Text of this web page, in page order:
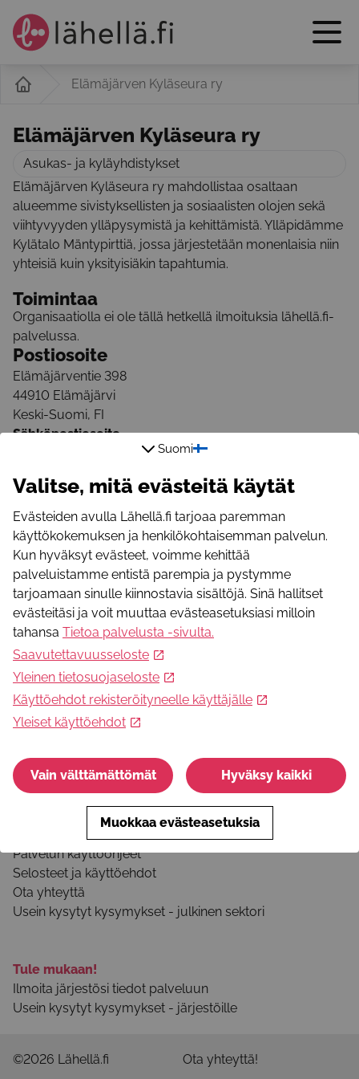
Elämäjärven Kyläseura ry
Elämäjärven Kyläseura ry
Asukas- ja kyläyhdistykset
Elämäjärven Kyläseura ry mahdollistaa osaltaan
alueemme sivistyksellisten ja sosiaalisten olojen sekä
viihtyvyyden ylläpysymistä ja kehittämistä. Ylläpidämme
Kylätalo Mäntypirttiä, jossa järjestetään monenlaisia niin
yhteisiä kuin yksityisiäkin tapahtumia.
Toimintaa
Organisaatiolla ei ole tällä hetkellä ilmoituksia lähellä.fi-
palvelussa.
Postiosoite
Elämäjärventie 398
44910 Elämäjärvi
Keski-Suomi, FI
Sähköpostiosoite
jaana.kalkaja@wippies.fi
040 028 6045
Mikä Lähellä.fi?
Lähellä.fi -palvelusta löydät merkityksellistä toimintaa,
yhteisöllisyyttä, apua ja osallistumismahdollisuuksia.
Seuraa meitä somessa
Instagram
Youtube
Palvelun käyttöohjeet
Selosteet ja käyttöehdot
Ota yhteyttä
Usein kysytyt kysymykset - julkinen sektori
Tule mukaan!
Ilmoita järjestösi tiedot palveluun
Usein kysytyt kysymykset - järjestöille
©2026 Lähellä.fi Ota yhteyttä!
Suomi
Valitse, mitä evästeitä käytät
Evästeiden avulla Lähellä.fi tarjoaa paremman
käyttökokemuksen ja henkilökohtaisemman palvelun.
Kun hyväksyt evästeet, voimme kehittää
palveluistamme entistä parempia ja pystymme
tarjoamaan sinulle kiinnostavia sisältöjä. Sinä hallitset
evästeitäsi ja voit muuttaa evästeasetuksiasi milloin
tahansa Tietoa palvelusta -sivulta.
Saavutettavuusseloste
Yleinen tietosuojaseloste
Käyttöehdot rekisteröityneelle käyttäjälle
Yleiset käyttöehdot
Vain välttämättömät Hyväksy kaikki
Muokkaa evästeasetuksia